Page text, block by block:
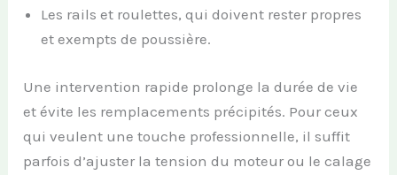
Les rails et roulettes, qui doivent rester propres
et exempts de poussière.
Une intervention rapide prolonge la durée de vie
et évite les remplacements précipités. Pour ceux
qui veulent une touche professionnelle, il suffit
parfois d’ajuster la tension du moteur ou le calage